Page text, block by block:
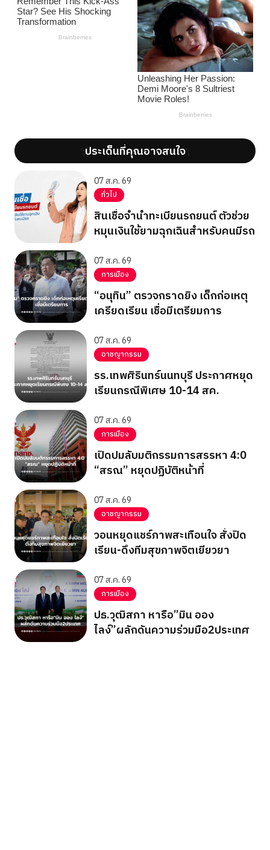
';ประเด็นที่คุณอาจสนใจ';
07 ส.ค. 69
ทั่วไป
สินเชื่อจำนำทะเบียนรถยนต์ ตัวช่วย
หมุนเงินใช้ยามฉุกเฉินสำหรับคนมีรถ
07 ส.ค. 69
การเมือง
“อนุทิน” ตรวจกราดยิง เด็กก่อเหตุ
เครียดเรียน เชื่อมีเตรียมการ
07 ส.ค. 69
อาชญากรรม
รร.เทพศิรินทร์นนทบุรี ประกาศหยุด
เรียนกรณีพิเศษ 10-14 สค.
07 ส.ค. 69
การเมือง
เปิดปมลับมติกรรมการสรรหา 4:0
“สรณ” หยุดปฏิบัติหน้าที่
07 ส.ค. 69
อาชญากรรม
วอนหยุดแชร์ภาพสะเทือนใจ สั่งปิด
เรียน-ดึงทีมสุขภาพจิตเยียวยา
07 ส.ค. 69
การเมือง
ปธ.วุฒิสภา หารือ”มิน ออง
ไลง์”ผลักดันความร่วมมือ2ประเทศ